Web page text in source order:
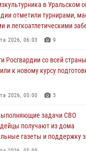
в Уральском
отметили турнирами,
и легкоатлетическими
2026, 06:03 9
Росгвардии со всей страны
к новому курсу
2026, 05:00 3
задачи СВО
получают из дома
газеты и поддержку